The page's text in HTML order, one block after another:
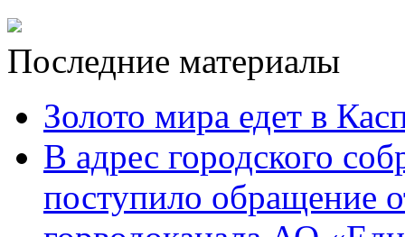
Последние материалы
Золото мира едет в
В адрес городского
поступило обращение